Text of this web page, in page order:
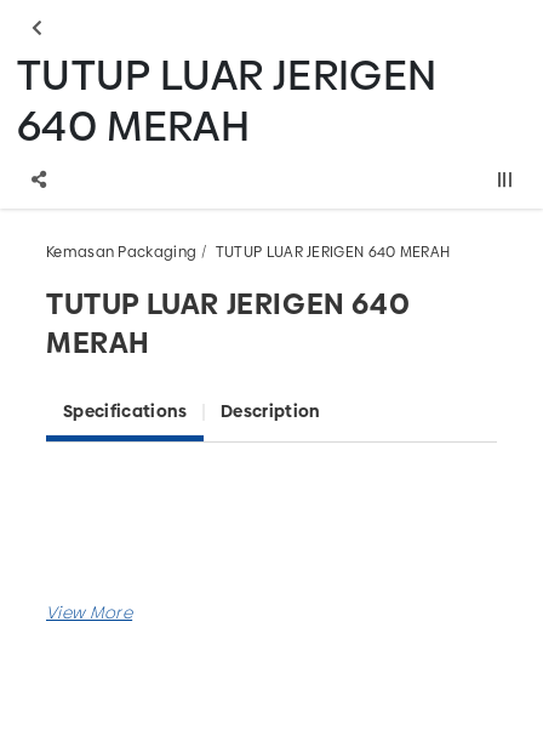
TUTUP LUAR JERIGEN
640 MERAH
Kemasan Packaging TUTUP LUAR JERIGEN 640 MERAH
TUTUP LUAR JERIGEN 640
MERAH
Specifications Description